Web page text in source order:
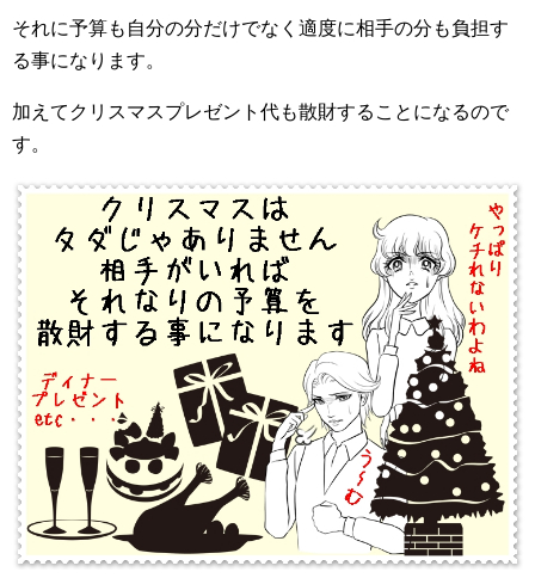
それに予算も自分の分だけでなく適度に相手の分も負担す
る事になります。
加えてクリスマスプレゼント代も散財することになるので
す。